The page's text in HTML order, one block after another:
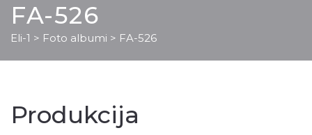
FA-526
Eli-1 > Foto albumi > FA-526
Produkcija